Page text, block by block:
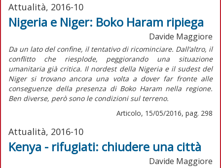
Attualità, 2016-10
Nigeria e Niger: Boko Haram ripiega
Davide Maggiore
Da un lato del confine, il tentativo di ricominciare. Dall’altro, il
conflitto che riesplode, peggiorando una situazione
umanitaria già critica. Il nordest della Nigeria e il sudest del
Niger si trovano ancora una volta a dover far fronte alle
conseguenze della presenza di Boko Haram nella regione.
Ben diverse, però sono le condizioni sul terreno.
Articolo, 15/05/2016, pag. 298
Attualità, 2016-10
Kenya - rifugiati: chiudere una città
Davide Maggiore